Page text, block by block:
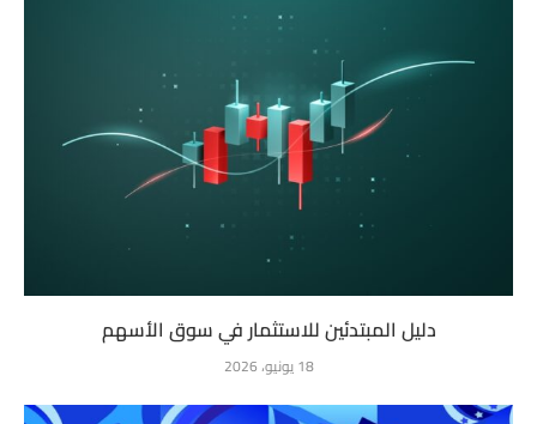
دليل المبتدئين للاستثمار في سوق الأسهم
18 يونيو، 2026